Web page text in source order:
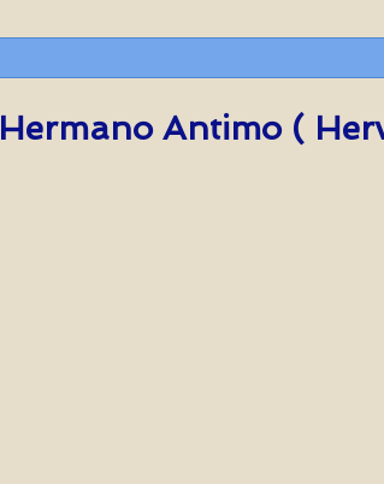
Hermano Antimo